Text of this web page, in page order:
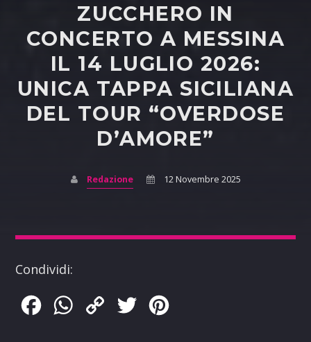
ZUCCHERO IN
CONCERTO A MESSINA
IL 14 LUGLIO 2026:
UNICA TAPPA SICILIANA
DEL TOUR “OVERDOSE
D’AMORE”
Redazione 12 Novembre 2025
Condividi:
FacebookWhatsApp
Copy
Twitter